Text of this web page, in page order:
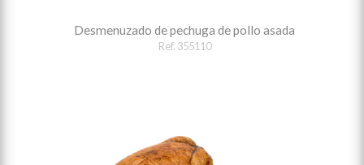
Desmenuzado de pechuga de pollo asada
Ref. 355110